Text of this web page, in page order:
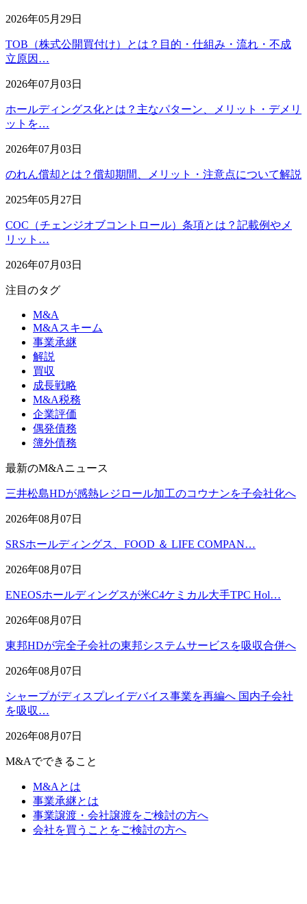
2026年05月29日
TOB（株式公開買付け）とは？目的・仕組み・流れ・不成
立原因…
2026年07月03日
ホールディングス化とは？主なパターン、メリット・デメリ
ットを…
2026年07月03日
のれん償却とは？償却期間、メリット・注意点について解説
2025年05月27日
COC（チェンジオブコントロール）条項とは？記載例やメ
リット…
2026年07月03日
注目のタグ
M&A
M&Aスキーム
事業承継
解説
買収
成長戦略
M&A税務
企業評価
偶発債務
簿外債務
最新のM&Aニュース
三井松島HDが感熱レジロール加工のコウナンを子会社化へ
2026年08月07日
SRSホールディングス、FOOD ＆ LIFE COMPAN…
2026年08月07日
ENEOSホールディングスが米C4ケミカル大手TPC Hol…
2026年08月07日
東邦HDが完全子会社の東邦システムサービスを吸収合併へ
2026年08月07日
シャープがディスプレイデバイス事業を再編へ 国内子会社
を吸収…
2026年08月07日
M&Aでできること
M&Aとは
事業承継とは
事業譲渡・会社譲渡をご検討の方へ
会社を買うことをご検討の方へ